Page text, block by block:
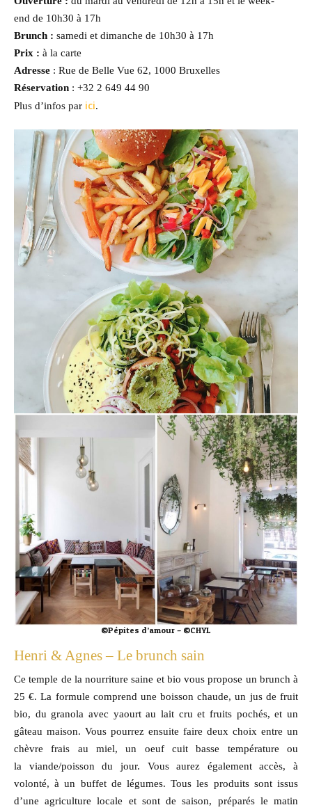
end de 10h30 à 17h
Brunch : samedi et dimanche de 10h30 à 17h
Prix : à la carte
Adresse : Rue de Belle Vue 62, 1000 Bruxelles
Réservation : +32 2 649 44 90
Plus d’infos par ici.
©Pépites d’amour – ©CHYL
Henri & Agnes – Le brunch sain
Ce temple de la nourriture saine et bio vous propose un brunch à
25 €. La formule comprend une boisson chaude, un jus de fruit
bio, du granola avec yaourt au lait cru et fruits pochés, et un
gâteau maison. Vous pourrez ensuite faire deux choix entre un
chèvre frais au miel, un oeuf cuit basse température ou
la viande/poisson du jour. Vous aurez également accès, à
volonté, à un buffet de légumes. Tous les produits sont issus
d’une agriculture locale et sont de saison, préparés le matin